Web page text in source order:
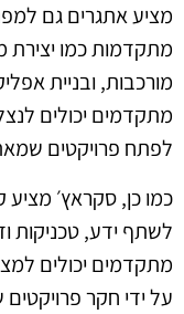
מציע אתגרים גם
מתקדמות כמו יצירת
מורכבות, ובניית
מתקדמים יכולים
לפתח פרויקטים
כמו כן, סקראץ׳
לשתף ידע, טכניקות
מתקדמים יכולים
על ידי חקר